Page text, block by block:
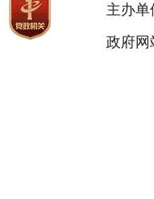
主办
政府网